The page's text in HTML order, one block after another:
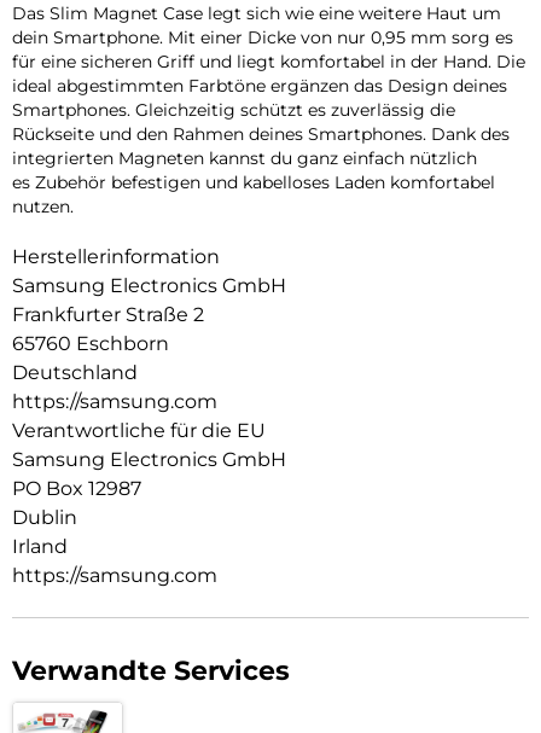
Das Slim Magnet Case legt sich wie eine weitere Haut um
dein Smartphone. Mit einer Dicke von nur 0,95 mm sorg es
für eine sicheren Griff und liegt komfortabel in der Hand. Die
ideal abgestimmten Farbtöne ergänzen das Design deines
Smartphones. Gleichzeitig schützt es zuverlässig die
Rückseite und den Rahmen deines Smartphones. Dank des
integrierten Magneten kannst du ganz einfach nützlich
es Zubehör befestigen und kabelloses Laden komfortabel
nutzen.
Herstellerinformation
Samsung Electronics GmbH
Frankfurter Straße 2
65760 Eschborn
Deutschland
https://samsung.com
Verantwortliche für die EU
Samsung Electronics GmbH
PO Box 12987
Dublin
Irland
https://samsung.com
Verwandte Services